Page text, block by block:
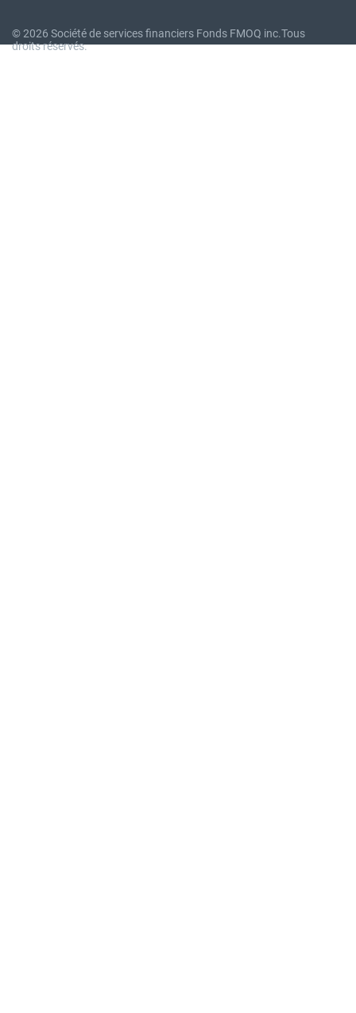
© 2026 Société de services financiers Fonds FMOQ inc.Tous
droits réservés.